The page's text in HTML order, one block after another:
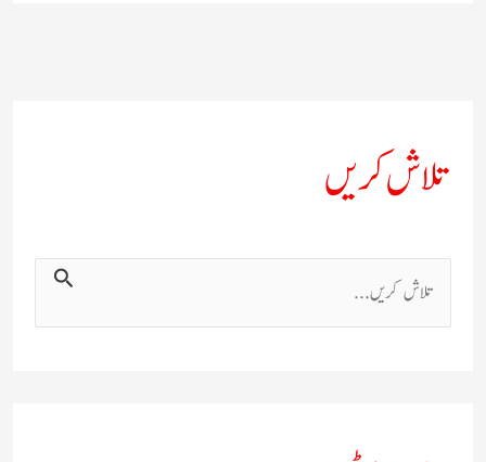
تلاش کریں
ل